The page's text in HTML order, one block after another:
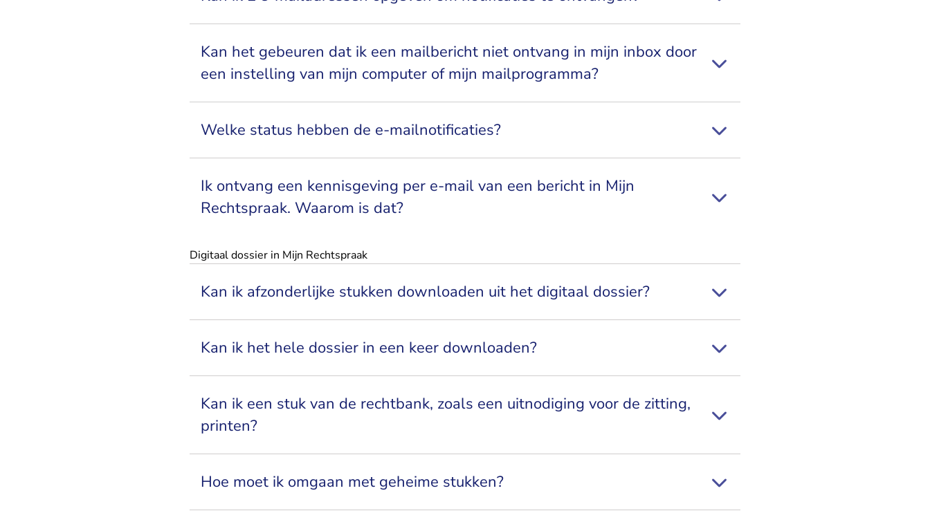
Kan het gebeuren dat ik een mailbericht niet ontvang in mijn inbox door
een instelling van mijn computer of mijn mailprogramma?
Welke status hebben de e-mailnotificaties?
Ik ontvang een kennisgeving per e-mail van een bericht in Mijn
Rechtspraak. Waarom is dat?
Digitaal dossier in Mijn Rechtspraak
Kan ik afzonderlijke stukken downloaden uit het digitaal dossier?
Kan ik het hele dossier in een keer downloaden?
Kan ik een stuk van de rechtbank, zoals een uitnodiging voor de zitting,
printen?
Hoe moet ik omgaan met geheime stukken?